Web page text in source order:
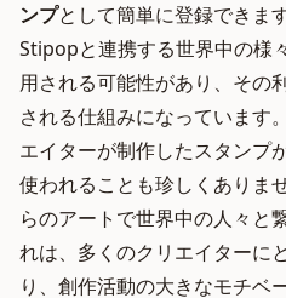
ンプとして簡単に登録できま
Stipopと連携する世界中の様
用される可能性があり、その
される仕組みになっています
エイターが制作したスタンプ
使われることも珍しくありま
らのアートで世界中の人々と
れは、多くのクリエイターに
り、創作活動の大きなモチベ